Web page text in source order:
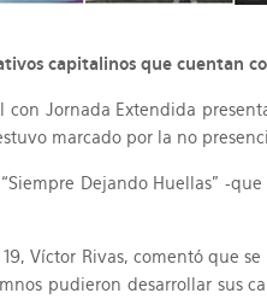
capitalinos que cuentan
con Jornada Extendida
marcado por la no
Dejando Huellas” -
19, Víctor Rivas, comentó que
pudieron desarrollar sus